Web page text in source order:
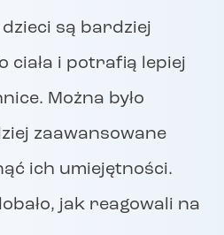
są bardziej
ciała i potrafią lepiej
Można było
zaawansowane
ich umiejętności.
jak reagowali na